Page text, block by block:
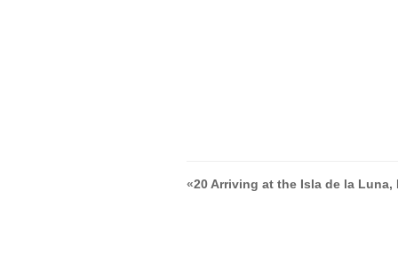
«20 Arriving at the Isla de la Luna,